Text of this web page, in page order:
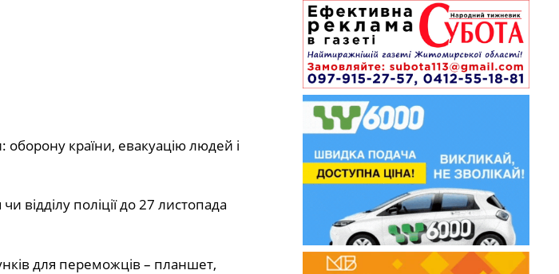
країни, евакуацію людей і
поліції до 27 листопада
для переможців – планшет,